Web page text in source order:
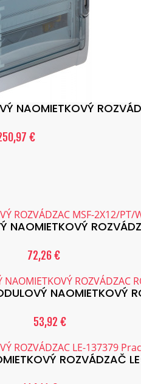
NAOMIETKOVÝ
€
NAOMIETKOVÝ
72,26 €
NAOMIETKOVÝ
53,92 €
ROZVÁDZAČ